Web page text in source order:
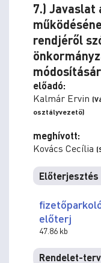
7.)
rendjéről
előadó:
Kalmár Ervin
osztályvezető)
meghívott:
Kovács Cecília
Előterjesztés
előterj
47.86 kb
Rendelet-